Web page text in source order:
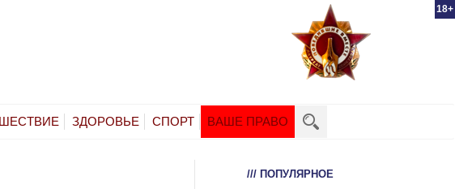
18+
ЗДОРОВЬЕ СПОРТ ВАШЕ ПРАВО
/// ПОПУЛЯРНОЕ